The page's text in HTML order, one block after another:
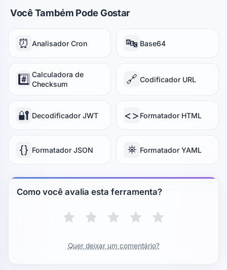
Você Também Pode Gostar
⏰ Analisador Cron 🔤 Base64
#️⃣ Calculadora de
Checksum
🔗 Codificador URL
🔐 Decodificador JWT <> Formatador HTML
{} Formatador JSON ⛯ Formatador YAML
Como você avalia esta ferramenta?
Quer deixar um comentário?